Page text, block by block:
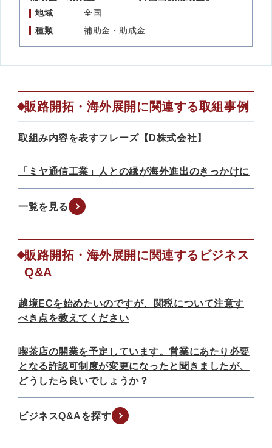
地域
全国
種類
補助金・助成金
販路開拓・海外展開に関連する取組事例
取組み内容を表すフレーズ【D株式会社】
「ミヤ通信工業」人との縁が海外進出のきっかけに
一覧を見る
販路開拓・海外展開に関連するビジネス
Q&A
越境ECを始めたいのですが、関税について注意す
べき点を教えてください
喫茶店の開業を予定しています。営業にあたり必要
となる許認可制度が変更になったと聞きましたが、
どうしたら良いでしょうか？
ビジネスQ&Aを探す